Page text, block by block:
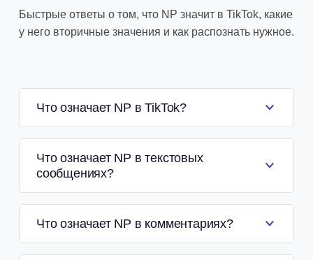
Быстрые ответы о том, что NP значит в TikTok, какие
у него вторичные значения и как распознать нужное.
Что означает NP в TikTok?
Что означает NP в текстовых
сообщениях?
Что означает NP в комментариях?